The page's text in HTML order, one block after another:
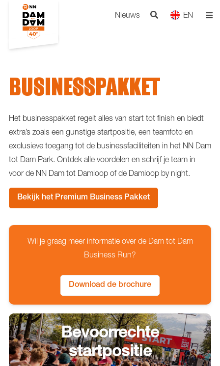
Nieuws EN
BUSINESSPAKKET
Het businesspakket regelt alles van start tot finish en biedt
extra’s zoals een gunstige startpositie, een teamfoto en
exclusieve toegang tot de businessfaciliteiten in het NN Dam
tot Dam Park. Ontdek alle voordelen en schrijf je team in
voor de NN Dam tot Damloop of de Damloop by night.
Bekijk het Premium Business Pakket
Wil je graag meer informatie over de Dam tot Dam
Business Run?
Download de brochure
Bevoorrechte
startpositie